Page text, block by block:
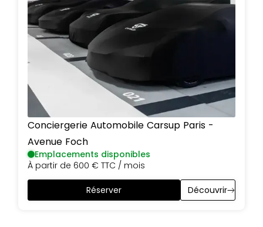
Conciergerie Automobile Carsup Paris -
Avenue Foch
Emplacements disponibles
À partir de 600 € TTC / mois
Réserver Découvrir